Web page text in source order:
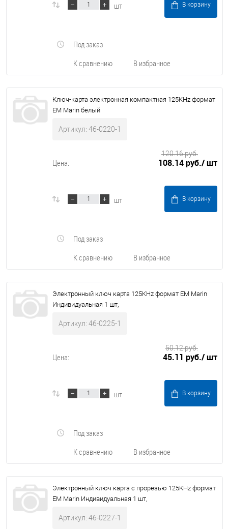
шт В корзину
К сравнению В избранное
Под заказ
Ключ-карта электронная компактная 125KHz формат
EM Marin белый
Артикул: 46-0220-1
Цена: 108.14 руб./ шт
120.16 руб.
шт В корзину
К сравнению В избранное
Под заказ
Электронный ключ карта 125KHz формат EM Marin
Индивидуальная 1 шт,
Артикул: 46-0225-1
Цена: 45.11 руб./ шт
50.12 руб.
шт В корзину
К сравнению В избранное
Под заказ
Электронный ключ карта с прорезью 125KHz формат
EM Marin Индивидуальная 1 шт,
Артикул: 46-0227-1